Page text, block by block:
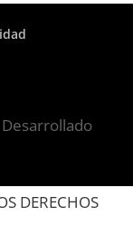
DERECHOS